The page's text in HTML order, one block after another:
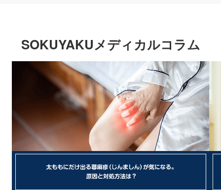
SOKUYAKUメディカルコラム